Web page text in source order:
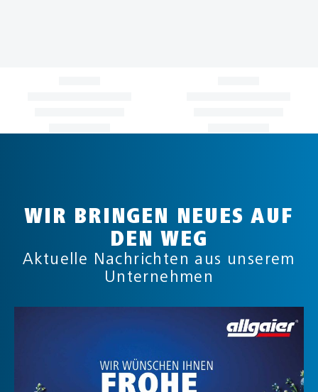
WIR BRINGEN NEUES AUF
DEN WEG
Aktuelle Nachrichten aus unserem
Unternehmen